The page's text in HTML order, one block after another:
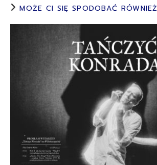
MOŻE CI SIĘ SPODOBAĆ RÓWNIEŻ